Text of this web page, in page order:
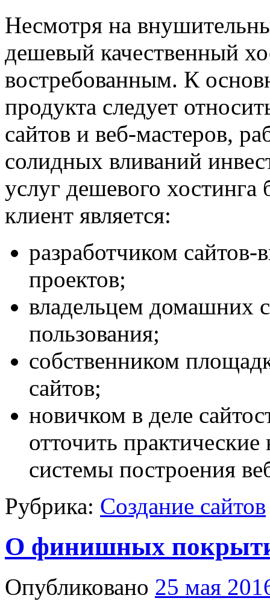
Несмотря на
дешевый качественный
востребованным. К
продукта следует
сайтов и веб-мастеров,
солидных вливаний
услуг дешевого хостинга
клиент является:
разработчиком
проектов;
владельцем домашних
пользования;
собственником
сайтов;
новичком в деле
отточить
системы построения
Рубрика: Создание сайтов
О финишных
Опубликовано 25 мая